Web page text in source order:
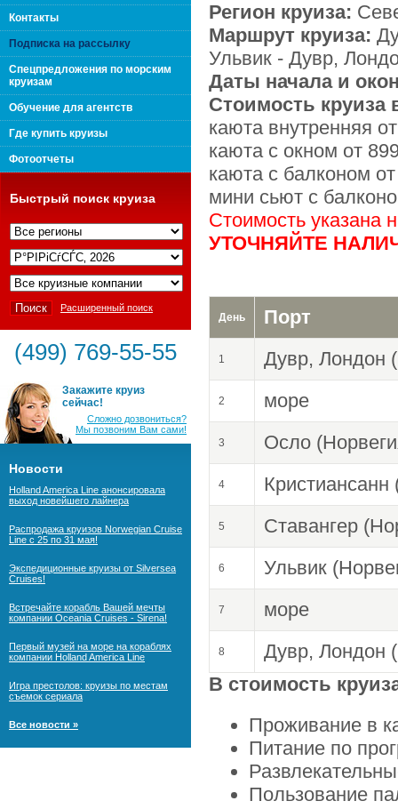
Интернешнл"
Контакты
Подписка на рассылку
Спецпредложения по морским
круизам
Обучение для агентств
Где купить круизы
Фотоотчеты
Быстрый поиск круиза
Расширенный поиск
(499) 769-55-55
Закажите круиз
сейчас!
Сложно дозвониться?
Мы позвоним Вам сами!
Новости
Holland America Line анонсировала
выход новейшего лайнера
Распродажа круизов Norwegian Cruise
Line с 25 по 31 мая!
Экспедиционные круизы от Silversea
Cruises!
Встречайте корабль Вашей мечты
компании Oceania Cruises - Sirena!
Первый музей на море на кораблях
компании Holland America Line
Игра престолов: круизы по местам
съемок сериала
Все новости »
Регион круиза:
Маршрут круиза:
Ульвик - Дувр,
Даты начала и
Стоимость круиза
каюта внутренняя
каюта с окном от
каюта с балконом
мини сьют с
Стоимость указана
УТОЧНЯЙТЕ
День Порт
1 Дувр, Лондон
2 море
3 Осло
4 Кристиансанн
5 Ставангер
6 Ульвик
7 море
8
Дувр, Лондон
В стоимость
Проживание в
Питание по
Пользование